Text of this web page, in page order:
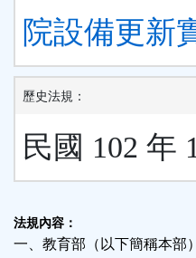
院設備更新
歷史法規：
民國 102 年
法規內容：
一、教育部（以下簡稱本部